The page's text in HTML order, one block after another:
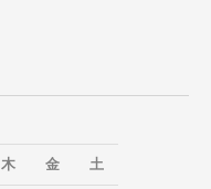
木 金 土